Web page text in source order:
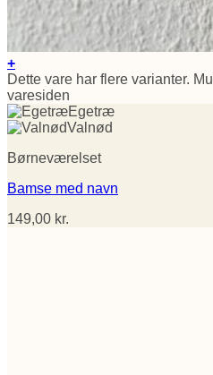
+
Dette vare har flere varianter.
varesiden
Egetræ
Valnød
Børneværelset
Bamse med navn
149,00 kr.